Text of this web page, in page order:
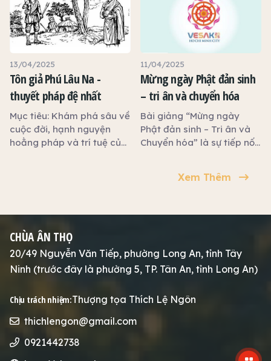
Thánh Trần… đã trở thành
một phần không thể thiếu
trong đời sống tinh thần
thức thờ cúng ấy phản ánh
nhu cầu chính đáng: cầu
an, cầu phước, cầu đạo
đức, và hướng tới cuộc
sống tốt lành.
13/04/2025
Tôn giả Phú Lâu Na -
thuyết pháp đệ nhất
Mục tiêu: Khám phá sâu về
cuộc đời, hạnh nguyện
hoằng pháp và trí tuệ của
giai thoại chứng minh
năng lực thuyết pháp siêu
việt của ngài.
11/04/2025
Mừng ngày Phật đản sinh
– tri ân và chuyển hóa
Bài giảng “Mừng ngày
Phật đản sinh – Tri ân và
Chuyển hóa” là sự tiếp nối
người con Phật sống tỉnh
Xem Thêm
CHÙA ÂN THỌ
20/49 Nguyễn Văn Tiếp, phường Long An, tỉnh Tây
Ninh (trước đây là phường 5, TP. Tân An, tỉnh Long An)
Chịu trách nhiệm:Thượng tọa Thích Lệ Ngôn
thichlengon@gmail.com
0921442738